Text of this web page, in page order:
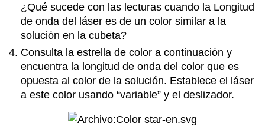
¿Qué sucede con las lecturas cuando la Longitud
de onda del láser es de un color similar a la
solución en la cubeta?
Consulta la estrella de color a continuación y
encuentra la longitud de onda del color que es
opuesta al color de la solución. Establece el láser
a este color usando “variable” y el deslizador.